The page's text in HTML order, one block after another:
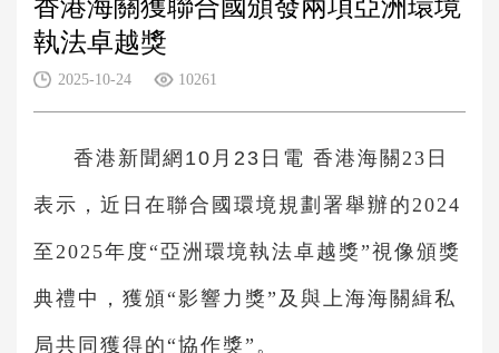
香港海關獲聯合國頒發兩項亞洲環境
執法卓越獎
2025-10-24 10261
香港新聞網10月23日電 香港海關23日
表示，近日在聯合國環境規劃署舉辦的2024
至2025年度“亞洲環境執法卓越獎”視像頒獎
典禮中，獲頒“影響力獎”及與上海海關緝私
局共同獲得的“協作獎”。